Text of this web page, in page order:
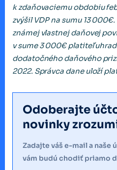
k zdaňovaciemu obdobiu
zvýšil VDP na sumu 13
známej vlastnej daňovej
v sume 3 000€ platiteľ
dodatočného daňového
2022. Správca dane uloží
Odoberajte
novinky
Zadajte váš e-mail a naše
vám budú chodiť priamo